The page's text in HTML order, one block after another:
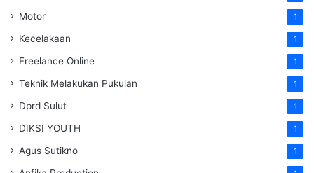
Motor 1
Kecelakaan 1
Freelance Online 1
Teknik Melakukan Pukulan 1
Dprd Sulut 1
DIKSI YOUTH 1
Agus Sutikno 1